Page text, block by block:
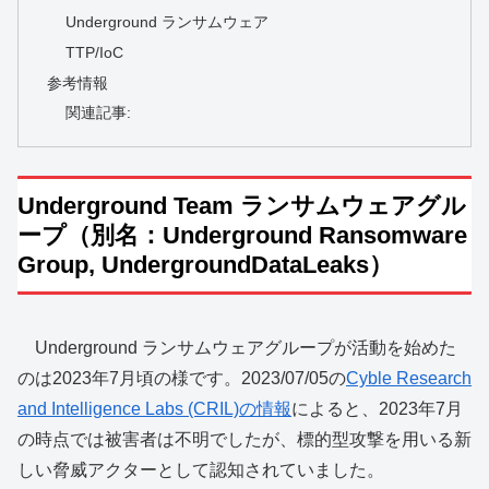
Underground ランサムウェア
TTP/IoC
参考情報
関連記事:
Underground Team ランサムウェアグル
ープ（別名：Underground Ransomware
Group, UndergroundDataLeaks）
Underground ランサムウェアグループが活動を始めた
のは2023年7月頃の様です。2023/07/05のCyble Research
and Intelligence Labs (CRIL)の情報によると、2023年7月
の時点では被害者は不明でしたが、標的型攻撃を用いる新
しい脅威アクターとして認知されていました。